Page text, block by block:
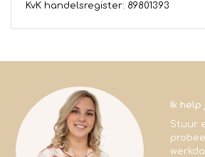
KvK handelsregister: 89801393
Ik
Stuur